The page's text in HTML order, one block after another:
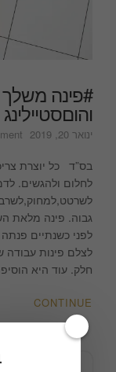
#פינה משלך
והוםסטיילינג
ינואר 20, 2019
בס”ד כל יוצרת
לחלום ולהגשים.
גבוה. פינה מלאת
לפני כשנתיים
לצלם פינות
חלק. עוד היא
CONTINUE